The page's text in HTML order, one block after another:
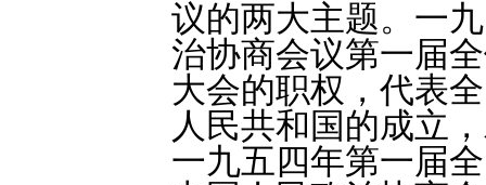
议的两大主题。一
治协商会议第一届
大会的职权，代表
人民共和国的成立
一九五四年第一届